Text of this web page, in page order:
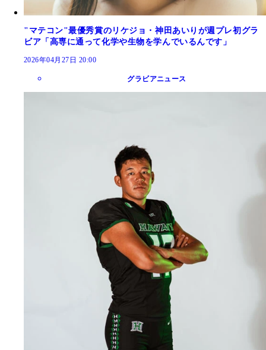
"マテコン"最優秀賞のリケジョ・神田あいりが週プレ初グラ
ビア「高専に通って化学や生物を学んでいるんです」
2026年04月27日 20:00
グラビアニュース